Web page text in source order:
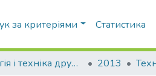
за критеріями Статистика
Технологія і техніка друкарства 2013